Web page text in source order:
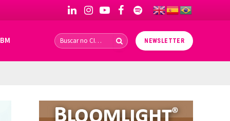
LinkedInInstagramYouTubeFacebookSpotify
NEWSLETTER